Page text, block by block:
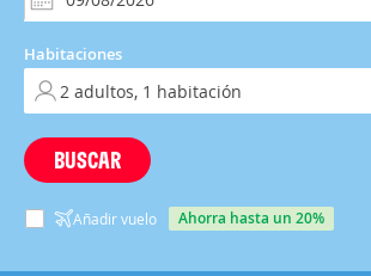
Habitaciones
BUSCAR
Añadir vuelo ahorra hasta un 20%